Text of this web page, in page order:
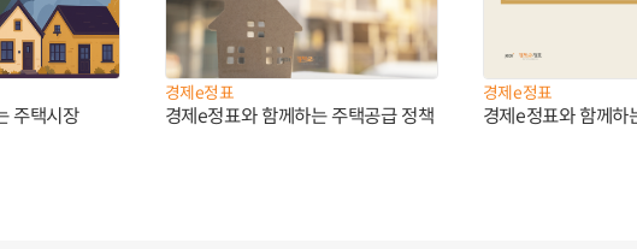
주택시장
경제e정표
경제e정표와 함께하는 주택공급 정책
경제e정표
경제e정표와 함께하